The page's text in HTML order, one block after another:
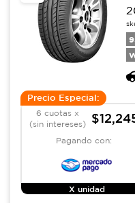
Precio Especial:
6 cuotas x
(sin intereses)
Pagando con:
X unidad